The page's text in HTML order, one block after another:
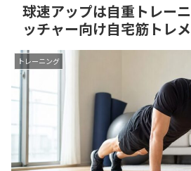
球速アップは自重トレー
ッチャー向け自宅筋トレ
トレーニング